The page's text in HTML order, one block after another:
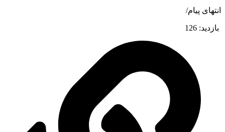
انتهای پیام/
بازدید: 126